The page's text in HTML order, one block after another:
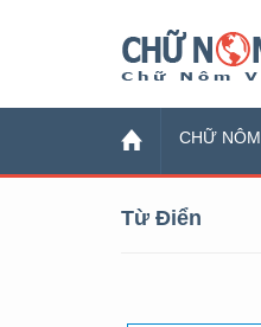
CHỮ NÔM
Từ Điển